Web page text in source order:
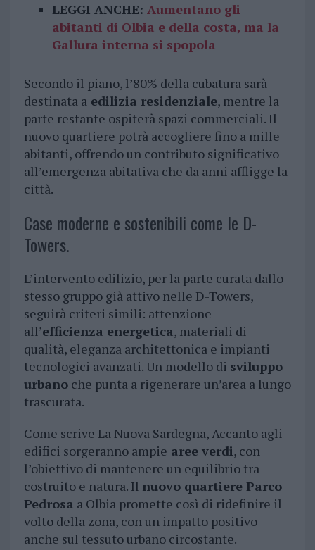
LEGGI ANCHE: Aumentano gli
abitanti di Olbia e della costa, ma la
Gallura interna si spopola
Secondo il piano, l’80% della cubatura sarà
destinata aedilizia residenziale, mentre la
parte restante ospiterà spazi commerciali. Il
nuovo quartiere potrà accogliere fino a mille
abitanti, offrendo un contributo significativo
all’emergenza abitativa che da anni affligge la
città.
Case moderne e sostenibili come le D-
Towers.
L’intervento edilizio, per la parte curata dallo
stesso gruppo già attivo nelle D-Towers,
seguirà criteri simili: attenzione
all’efficienza energetica, materiali di
qualità, eleganza architettonica e impianti
tecnologici avanzati. Un modello di sviluppo
urbanoche punta a rigenerare un’area a lungo
trascurata.
Come scrive La Nuova Sardegna, Accanto agli
edifici sorgeranno ampie aree verdi, con
l’obiettivo di mantenere un equilibrio tra
costruito e natura. Il nuovo quartiere Parco
Pedrosa a Olbia promette così di ridefinire il
volto della zona, con un impatto positivo
anche sul tessuto urbano circostante.